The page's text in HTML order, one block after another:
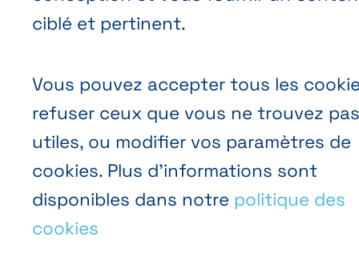
ciblé et pertinent.
Vous pouvez accepter tous les
refuser ceux que vous ne trouvez pas
utiles, ou modifier vos paramètres de
cookies. Plus d’informations sont
disponibles dans notre politique des
cookies